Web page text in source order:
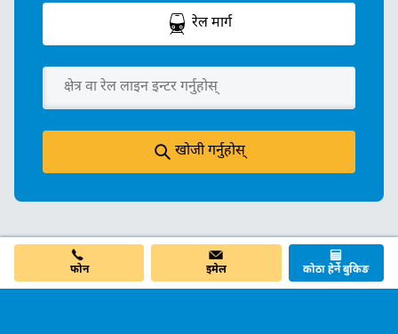
रेल मार्ग
खोजी गर्नुहोस्
फोन इमेल कोठा हेर्ने बुकिङ